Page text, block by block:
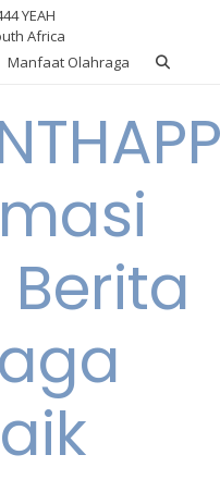
YEAH
Africa
Manfaat Olahraga